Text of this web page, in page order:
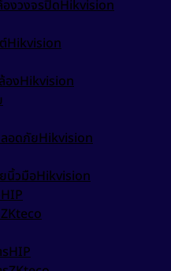
งวงจรปิดHikvision
Hikvision
องHikvision
อดภัยHikvision
นิ้วมือHikvision
HIP